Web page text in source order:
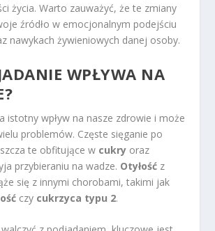
życia. Warto zauważyć, że te zmiany
źródło w emocjonalnym podejściu
nawykach żywieniowych danej osoby.
WPŁYWA NA
istotny wpływ na nasze zdrowie i może
problemów. Częste sięganie po
te obfitujące w cukry oraz
przybieraniu na wadze. Otyłość z
się z innymi chorobami, takimi jak
czy cukrzyca typu 2.